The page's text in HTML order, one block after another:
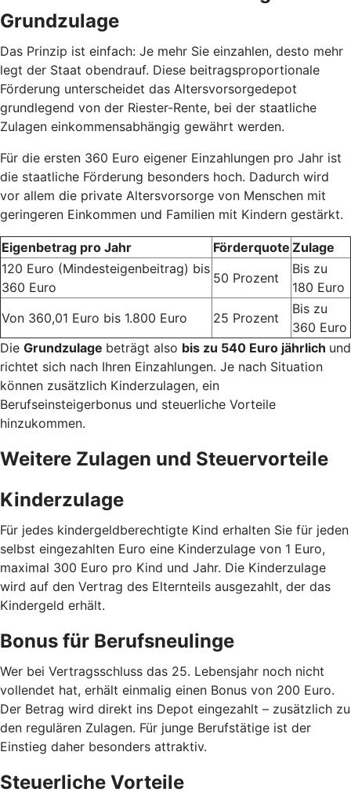
Grundzulage
Das Prinzip ist einfach: Je mehr Sie einzahlen, desto mehr
legt der Staat obendrauf. Diese beitragsproportionale
Förderung unterscheidet das Altersvorsorgedepot
grundlegend von der Riester-Rente, bei der staatliche
Zulagen einkommensabhängig gewährt werden.
Für die ersten 360 Euro eigener Einzahlungen pro Jahr ist
die staatliche Förderung besonders hoch. Dadurch wird
vor allem die private Altersvorsorge von Menschen mit
geringeren Einkommen und Familien mit Kindern gestärkt.
Eigenbetrag pro Jahr Förderquote Zulage
120 Euro (Mindesteigenbeitrag) bis
360 Euro
50 Prozent
Bis zu
180 Euro
Von 360,01 Euro bis 1.800 Euro
25 Prozent
Bis zu
360 Euro
Die Grundzulage beträgt also bis zu 540 Euro jährlich und
richtet sich nach Ihren Einzahlungen. Je nach Situation
können zusätzlich Kinderzulagen, ein
Berufseinsteigerbonus und steuerliche Vorteile
hinzukommen.
Weitere Zulagen und Steuervorteile
Kinderzulage
Für jedes kindergeldberechtigte Kind erhalten Sie für jeden
selbst eingezahlten Euro eine Kinderzulage von 1 Euro,
maximal 300 Euro pro Kind und Jahr. Die Kinderzulage
wird auf den Vertrag des Elternteils ausgezahlt, der das
Kindergeld erhält.
Bonus für Berufsneulinge
Wer bei Vertragsschluss das 25. Lebensjahr noch nicht
vollendet hat, erhält einmalig einen Bonus von 200 Euro.
Der Betrag wird direkt ins Depot eingezahlt – zusätzlich zu
den regulären Zulagen. Für junge Berufstätige ist der
Einstieg daher besonders attraktiv.
Steuerliche Vorteile